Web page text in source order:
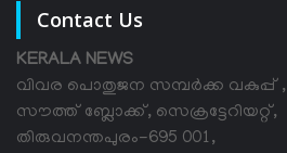
Contact Us
KERALA NEWS
വിവര പൊതുജന സമ്പര്‍ക്ക വകുപ്പ് ,
സൗത്ത് ബ്ലോക്ക്, സെക്രട്ടേറിയറ്റ്,
തിരുവനന്തപുരം-695 001,